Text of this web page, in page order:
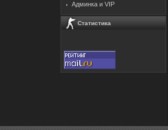
Админка и VIP
Статистика